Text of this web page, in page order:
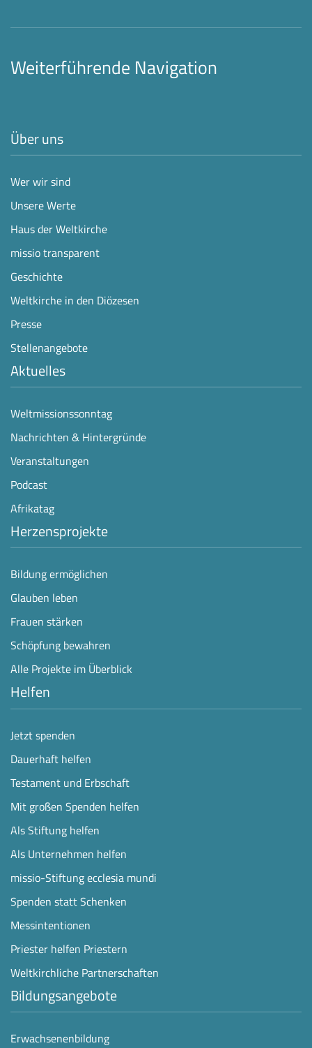
Weiterführende Navigation
Über uns
Wer wir sind
Unsere Werte
Haus der Weltkirche
missio transparent
Geschichte
Weltkirche in den Diözesen
Presse
Stellenangebote
Aktuelles
Weltmissionssonntag
Nachrichten & Hintergründe
Veranstaltungen
Podcast
Afrikatag
Herzensprojekte
Bildung ermöglichen
Glauben leben
Frauen stärken
Schöpfung bewahren
Alle Projekte im Überblick
Helfen
Jetzt spenden
Dauerhaft helfen
Testament und Erbschaft
Mit großen Spenden helfen
Als Stiftung helfen
Als Unternehmen helfen
missio-Stiftung ecclesia mundi
Spenden statt Schenken
Messintentionen
Priester helfen Priestern
Weltkirchliche Partnerschaften
Bildungsangebote
Erwachsenenbildung